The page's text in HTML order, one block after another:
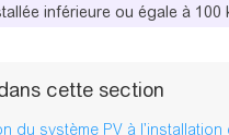
inférieure ou égale à 100
cette section
du système PV à l’installation